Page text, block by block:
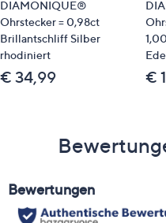
DIAMONIQUE®
Ohrstecker = 0,98ct
Brillantschliff Silber
rhodiniert
€ 34,99 €